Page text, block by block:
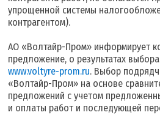
упрощенной системы
контрагентом).
АО «Волтайр-Пром» информирует
предложение, о результатах
www.voltyre-prom.ru. Выбор
«Волтайр-Пром» на основе
предложений с учетом
и оплаты работ и последующей